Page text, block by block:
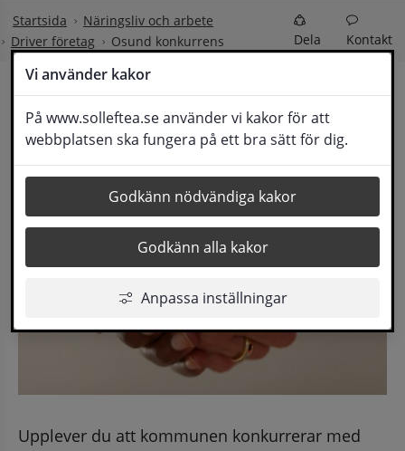
Vi använder kakor
På www.solleftea.se använder vi kakor för att
webbplatsen ska fungera på ett bra sätt för dig.
Godkänn nödvändiga kakor
Godkänn alla kakor
Anpassa inställningar
Startsida
Näringsliv och arbete
Driver företag
Osund konkurrens Dela Kontakt
Osund konkurrens
Upplever du att kommunen konkurrerar med